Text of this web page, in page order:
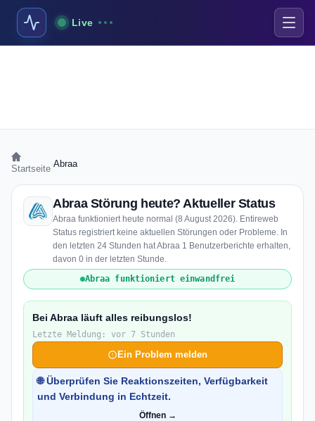
Live
Startseite Abraa
Abraa Störung heute? Aktueller Status
Abraa funktioniert heute normal (8 August 2026). Entireweb
Status registriert keine aktuellen Störungen oder Probleme. In
den letzten 24 Stunden hat Abraa 1 Benutzerberichte erhalten,
davon 0 in der letzten Stunde.
Abraa funktioniert einwandfrei
Bei Abraa läuft alles reibungslos!
Letzte Meldung: vor 7 Stunden
Ein Problem melden
🌐 Überprüfen Sie Reaktionszeiten, Verfügbarkeit
und Verbindung in Echtzeit.
Öffnen →